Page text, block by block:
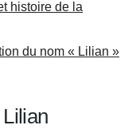
histoire de la
du nom « Lilian »